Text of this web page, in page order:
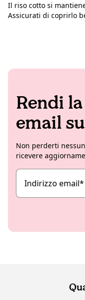
Il riso cotto si
Assicurati di coprirlo
Rendi
email
Non perderti
ricevere
Indirizzo email*